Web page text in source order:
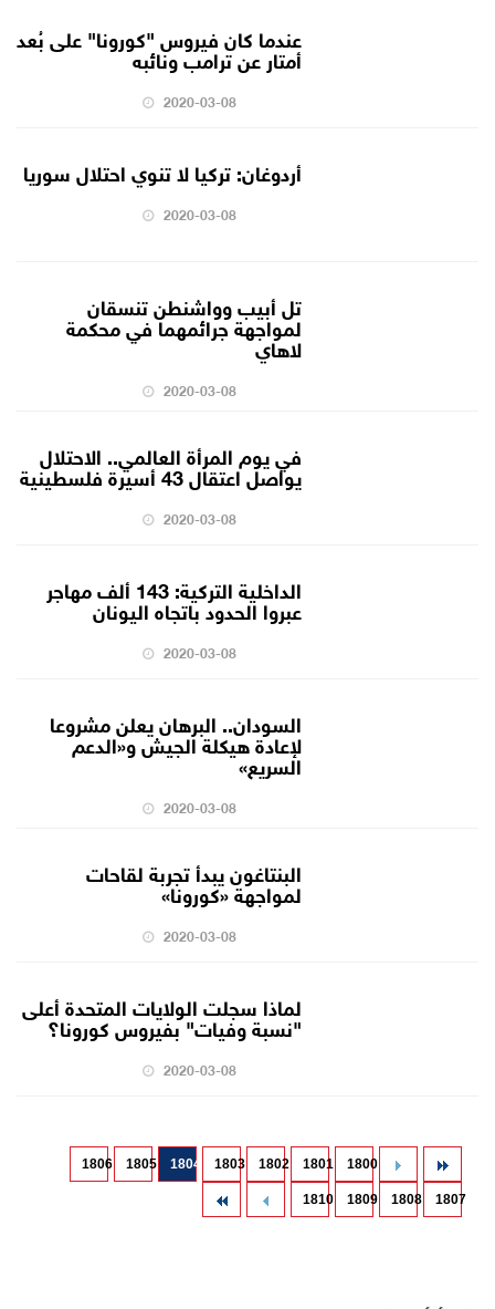
عندما كان فيروس "كورونا" على بُعد
أمتار عن ترامب ونائبه
2020-03-08
أردوغان: تركيا لا تنوي احتلال سوريا
2020-03-08
تل أبيب وواشنطن تنسقان
لمواجهة جرائمهما في محكمة
لاهاي
2020-03-08
في يوم المرأة العالمي.. الاحتلال
يواصل اعتقال 43 أسيرة فلسطينية
2020-03-08
الداخلية التركية: 143 ألف مهاجر
عبروا الحدود باتجاه اليونان
2020-03-08
السودان.. البرهان يعلن مشروعا
لإعادة هيكلة الجيش و«الدعم
السريع»
2020-03-08
البنتاغون يبدأ تجربة لقاحات
لمواجهة «كورونا»
2020-03-08
لماذا سجلت الولايات المتحدة أعلى
"نسبة وفيات" بفيروس كورونا؟
2020-03-08
1800
1801
1802
1803
1804
1805
1806
1807
1808
1809
1810